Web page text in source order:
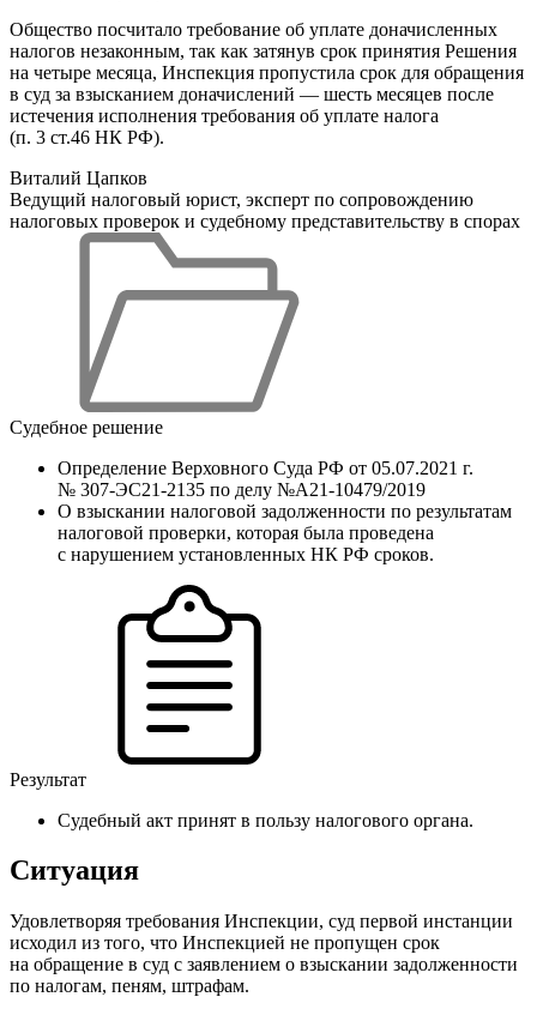
Общество посчитало требование об уплате доначисленных
налогов незаконным, так как затянув срок принятия Решения
на четыре месяца, Инспекция пропустила срок для обращения
в суд за взысканием доначислений — шесть месяцев после
истечения исполнения требования об уплате налога
(п. 3 ст.46 НК РФ).
Виталий Цапков
Ведущий налоговый юрист, эксперт по сопровождению
налоговых проверок и судебному представительству в спорах
Судебное решение
Определение Верховного Суда РФ от 05.07.2021 г.
№ 307-ЭС21-2135 по делу №А21-10479/2019
О взыскании налоговой задолженности по результатам
налоговой проверки, которая была проведена
с нарушением установленных НК РФ сроков.
Результат
Судебный акт принят в пользу налогового органа.
Ситуация
Удовлетворяя требования Инспекции, суд первой инстанции
исходил из того, что Инспекцией не пропущен срок
на обращение в суд с заявлением о взыскании задолженности
по налогам, пеням, штрафам.